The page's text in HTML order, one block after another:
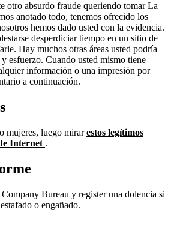
otro absurdo fraude queriendo tomar La
anotado todo, tenemos ofrecido los
hemos dado usted con la evidencia.
desperdiciar tiempo en un sitio de
Hay muchos otras áreas usted podría
esfuerzo. Cuando usted mismo tiene
información o una impresión por
a continuación.
mujeres, luego mirarestos legítimos
Internet .
Bureau y register una dolencia si
o engañado.